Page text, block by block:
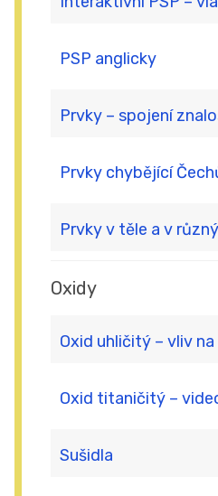
PSP anglicky
Prvky – spojení
Prvky chybějící
Prvky v těle a v
Oxidy
Oxid uhličitý – vliv
Oxid titaničitý –
Sušidla